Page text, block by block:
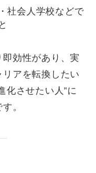
社会人学校などで
効性があり、実
アを転換したい
化させたい人”に
。